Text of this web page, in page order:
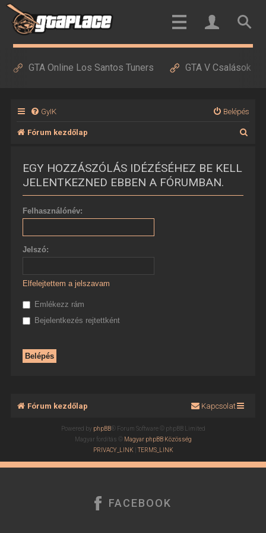
GTA Online Los Santos Tuners GTA V Csalások
GyIK Belépés
Fórum kezdőlap
EGY HOZZÁSZÓLÁS IDÉZÉSÉHEZ BE KELL
JELENTKEZNED EBBEN A FÓRUMBAN.
Felhasználónév:
Jelszó:
Elfelejtettem a jelszavam
Emlékezz rám
Bejelentkezés rejtettként
Fórum kezdőlap Kapcsolat
Powered by phpBB® Forum Software © phpBB Limited
Magyar fordítás © Magyar phpBB Közösség
PRIVACY_LINK |TERMS_LINK
FACEBOOK